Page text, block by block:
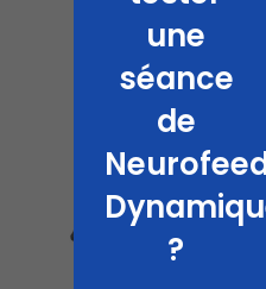
une
séance
de
?